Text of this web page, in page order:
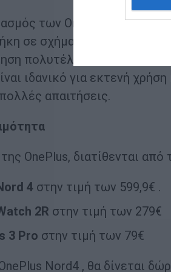
των OnePlus Nord
σε σχήμα βότσαλου, ματ
πολυτέλειας και ευκολία
ιδανικό για εκτενή
απαιτήσεις.
OnePlus, διατίθενται
4 στην τιμή των 599,9€ .
2R στην τιμή των 279€
3 Pro στην τιμή των 79€
Nord4 , θα δίνεται